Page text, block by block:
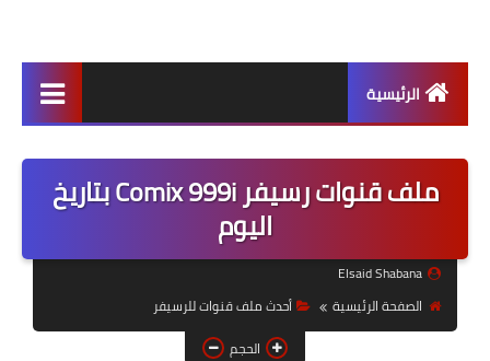
الرئيسية
برامج وتطبيقات
حل مشاكل الهواتف الذكية
تحديث الرسيفرات
أنظمة تشغيل Windows
ملف قنوات رسيفر Comix 999i بتاريخ
اليوم
Elsaid Shabana
الصفحة الرئيسية
أحدث ملف قنوات للرسيفر
الحجم